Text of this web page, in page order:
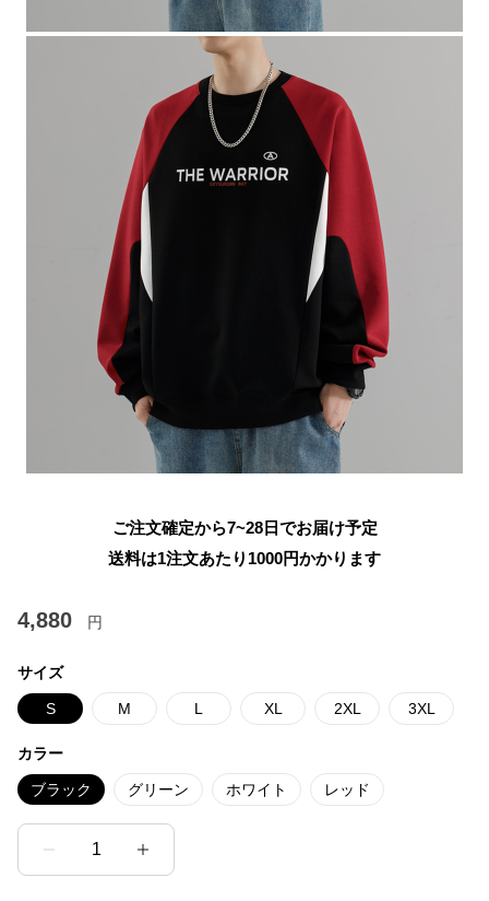
ご注文確定から7~28日でお届け予定
送料は1注文あたり 1000円かかります
4,880 円
サイズ
S M L XL 2XL 3XL
カラー
ブラック グリーン ホワイト レッド
1